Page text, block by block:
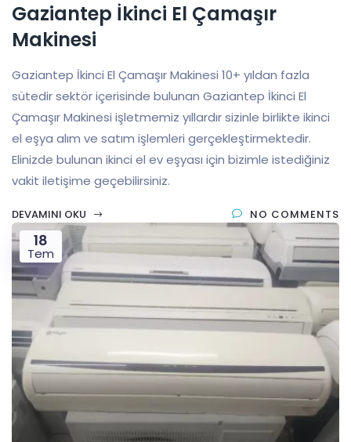
Gaziantep İkinci El Çamaşır
Makinesi
Gaziantep İkinci El Çamaşır Makinesi 10+ yıldan fazla
sütedir sektör içerisinde bulunan Gaziantep İkinci El
Çamaşır Makinesi işletmemiz yıllardır sizinle birlikte ikinci
el eşya alım ve satım işlemleri gerçekleştirmektedir.
Elinizde bulunan ikinci el ev eşyası için bizimle istediğiniz
vakit iletişime geçebilirsiniz.
DEVAMINI OKU NO COMMENTS
18
Tem